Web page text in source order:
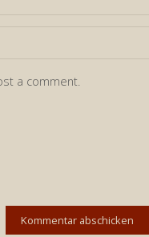
a comment.